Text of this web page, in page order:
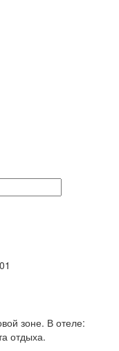
зоне. В отеле:
отдыха.